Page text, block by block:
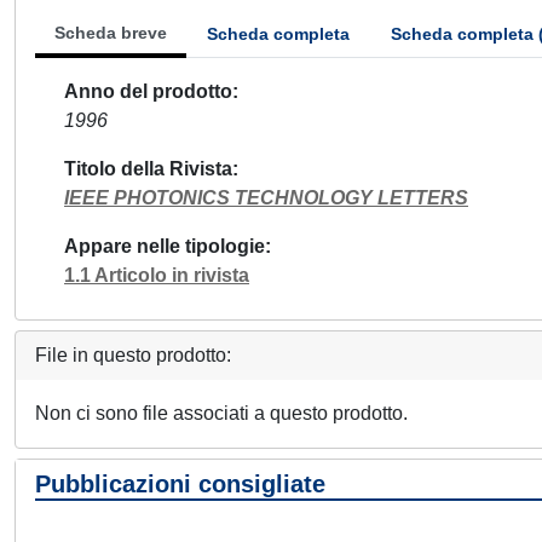
Scheda breve Scheda completa Scheda completa
Anno del prodotto
1996
Titolo della Rivista
IEEE PHOTONICS TECHNOLOGY LETTERS
Appare nelle tipologie
1.1 Articolo in rivista
File in questo prodotto:
Non ci sono file associati a questo prodotto.
Pubblicazioni consigliate